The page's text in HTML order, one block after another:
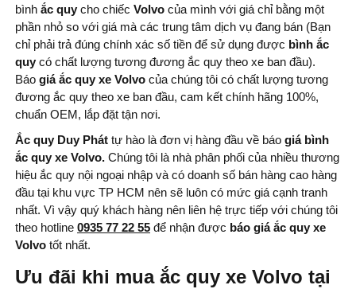
bình ắc quy cho chiếc Volvo của mình với giá chỉ bằng một
phần nhỏ so với giá mà các trung tâm dịch vụ đang bán (Bạn
chỉ phải trả đúng chính xác số tiền để sử dụng được bình ắc
quy có chất lượng tương đương ắc quy theo xe ban đầu).
Báo giá ắc quy xe Volvo của chúng tôi có chất lượng tương
đương ắc quy theo xe ban đầu, cam kết chính hãng 100%,
chuẩn OEM, lắp đặt tận nơi.
Ắc quy Duy Phát tự hào là đơn vị hàng đầu về báo giá bình
ắc quy xe Volvo. Chúng tôi là nhà phân phối của nhiều thương
hiệu ắc quy nội ngoại nhập và có doanh số bán hàng cao hàng
đầu tại khu vực TP HCM nên sẽ luôn có mức giá cạnh tranh
nhất. Vì vậy quý khách hàng nên liên hệ trực tiếp với chúng tôi
theo hotline 0935 77 22 55 để nhận được báo giá ắc quy xe
Volvo tốt nhất.
Ưu đãi khi mua ắc quy xe Volvo tại